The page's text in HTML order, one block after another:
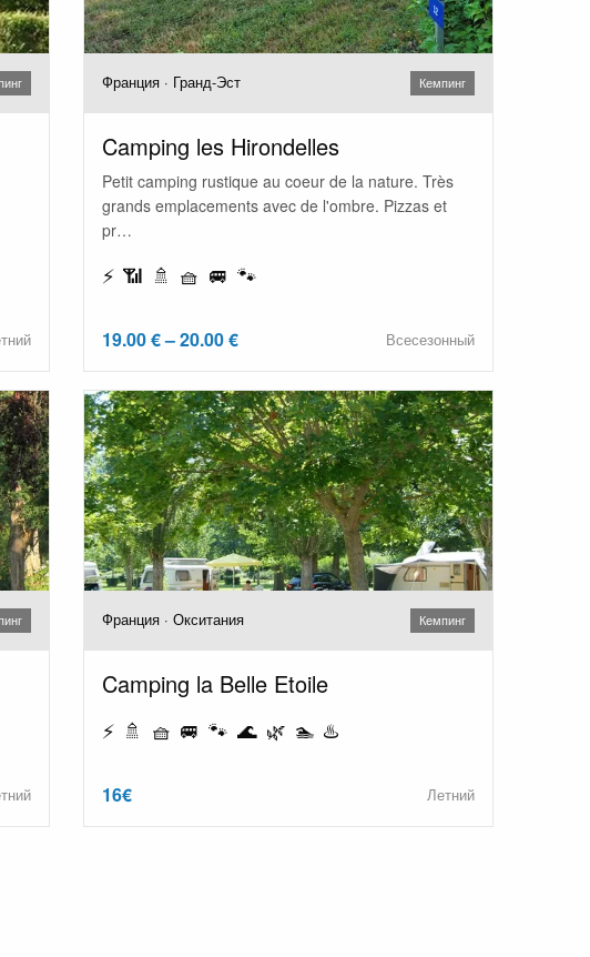
Франция · Гранд-Эст Кемпинг
Camping les Hirondelles
Petit camping rustique au coeur de la nature. Très
grands emplacements avec de l'ombre. Pizzas et
pr…
⚡ 📶 🚿 🧺 🚐 🐾
19.00 € – 20.00 € Всесезонный
Франция · Окситания Кемпинг
Camping la Belle Etoile
⚡ 🚿 🧺 🚐 🐾 🌊 🌿 🏊 ♨️
16€ Летний